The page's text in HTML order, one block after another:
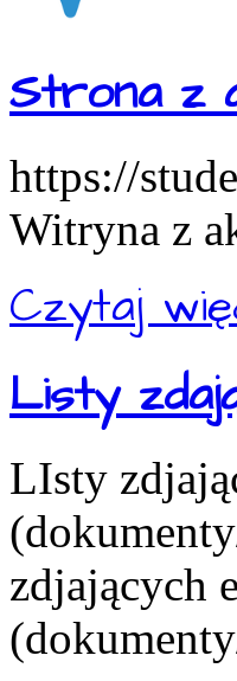
Strona z
https://
Witryna z
Czytaj
Listy
LIsty
zdjających